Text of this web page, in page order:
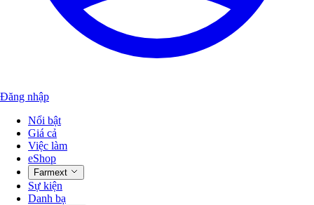
Đăng nhập
Nổi bật
Giá cả
Việc làm
eShop
Farmext
Sự kiện
Danh bạ